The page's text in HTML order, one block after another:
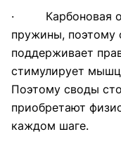
· Карбоновая
пружины, поэтому
поддерживает
стимулирует
Поэтому своды
приобретают
каждом шаге.